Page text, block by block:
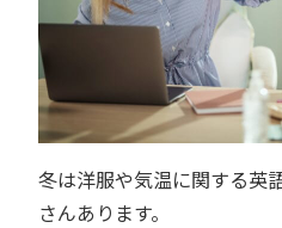
冬は洋服や気温に関する英
さんあります。